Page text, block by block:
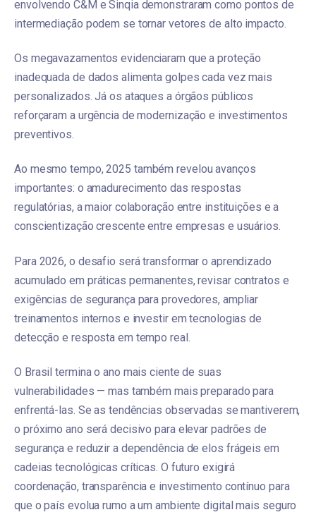
envolvendo C&M e Sinqia demonstraram como pontos de
intermediação podem se tornar vetores de alto impacto.
Os megavazamentos evidenciaram que a proteção
inadequada de dados alimenta golpes cada vez mais
personalizados. Já os ataques a órgãos públicos
reforçaram a urgência de modernização e investimentos
preventivos.
Ao mesmo tempo, 2025 também revelou avanços
importantes: o amadurecimento das respostas
regulatórias, a maior colaboração entre instituições e a
conscientização crescente entre empresas e usuários.
Para 2026, o desafio será transformar o aprendizado
acumulado em práticas permanentes, revisar contratos e
exigências de segurança para provedores, ampliar
treinamentos internos e investir em tecnologias de
detecção e resposta em tempo real.
O Brasil termina o ano mais ciente de suas
vulnerabilidades — mas também mais preparado para
enfrentá-las. Se as tendências observadas se mantiverem,
o próximo ano será decisivo para elevar padrões de
segurança e reduzir a dependência de elos frágeis em
cadeias tecnológicas críticas. O futuro exigirá
coordenação, transparência e investimento contínuo para
que o país evolua rumo a um ambiente digital mais seguro